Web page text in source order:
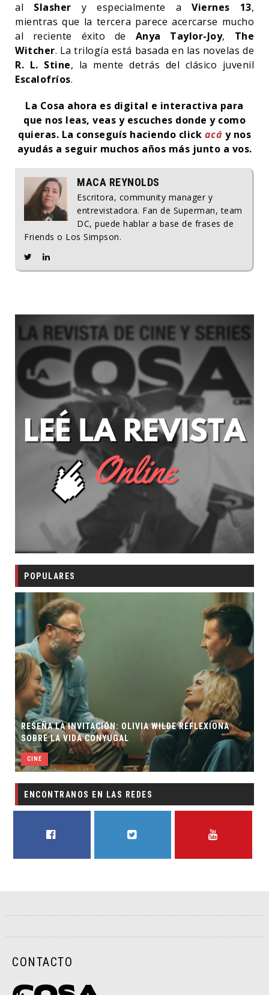
al Slasher y especialmente a Viernes 13,
mientras que la tercera parece acercarse mucho
al reciente éxito de Anya Taylor-Joy, The
Witcher. La trilogía está basada en las novelas de
R. L. Stine, la mente detrás del clásico juvenil
Escalofríos.
La Cosa ahora es digital e interactiva para
que nos leas, veas y escuches donde y como
quieras. La conseguís haciendo click acá y nos
ayudás a seguir muchos años más junto a vos.
MACA REYNOLDS
Escritora, community manager y
entrevistadora. Fan de Superman, team
DC, puede hablar a base de frases de
Friends o Los Simpson.
POPULARES
RESEÑA LA INVITACIÓN: OLIVIA WILDE REFLEXIONA
SOBRE LA VIDA CONYUGAL
CINE
ENCONTRANOS EN LAS REDES
CONTACTO